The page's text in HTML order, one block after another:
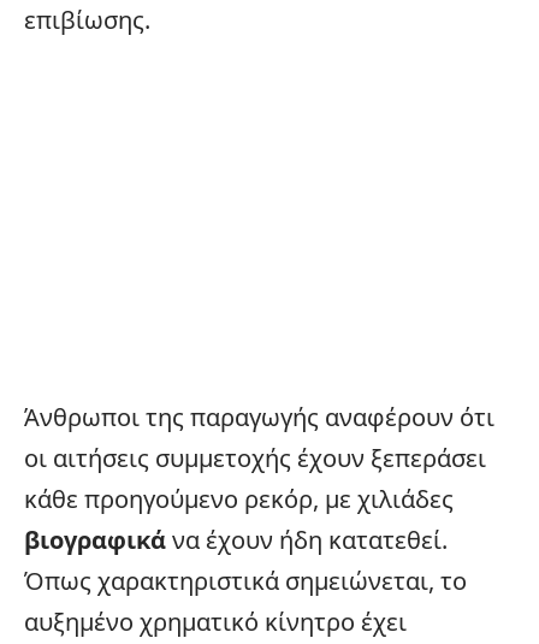
επιβίωσης.
Άνθρωποι της παραγωγής αναφέρουν ότι
οι αιτήσεις συμμετοχής έχουν ξεπεράσει
κάθε προηγούμενο ρεκόρ, με χιλιάδες
βιογραφικάνα έχουν ήδη κατατεθεί.
Όπως χαρακτηριστικά σημειώνεται, το
αυξημένο χρηματικό κίνητρο έχει